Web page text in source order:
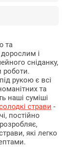
та
і
сніданку,
роботи.
рукою є всі
та
наші суміші
страви -
постійно
які легко